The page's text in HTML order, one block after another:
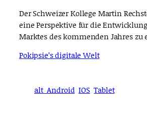
Der Schweizer Kollege Martin
eine Perspektive für die
Marktes des kommenden Jahres zu
Pokipsie’s digitale Welt
alt_Android IOS Tablet